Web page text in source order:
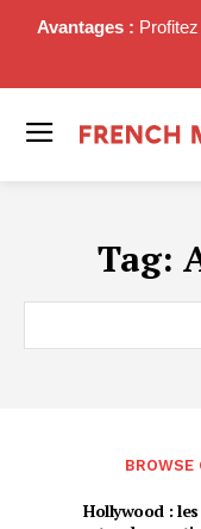
Avantages :
Tag:
BROWSE
Hollywood :